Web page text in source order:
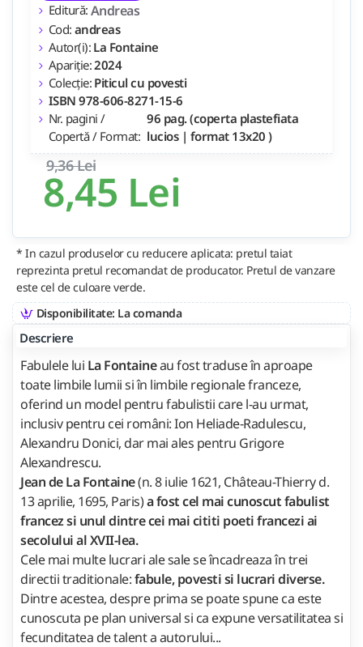
8,45 Lei
9,36 Lei
Editură: Andreas
Cod: andreas
Autor(i): La Fontaine
Apariție:2024
Colecție: Piticul cu povesti
ISBN 978-606-8271-15-6
Nr. pagini /
Copertă / Format:
96 pag. (coperta plastefiata
lucios | format 13x20 )
* In cazul produselor cu reducere aplicata: pretul taiat
reprezinta pretul recomandat de producator. Pretul de vanzare
este cel de culoare verde.
Disponibilitate: La comanda
Descriere
Fabulele lui La Fontaineau fost traduse în aproape
toate limbile lumii si în limbile regionale franceze,
oferind un model pentru fabulistii care l-au urmat,
inclusiv pentru cei români: Ion Heliade-Radulescu,
Alexandru Donici, dar mai ales pentru Grigore
Alexandrescu.
Jean de La Fontaine(n. 8 iulie 1621, Château-Thierry d.
13 aprilie, 1695, Paris)a fost cel mai cunoscut fabulist
francez si unul dintre cei mai cititi poeti francezi ai
secolului al XVII-lea.
Cele mai multe lucrari ale sale se încadreaza în trei
directii traditionale:fabule, povesti si lucrari diverse.
Dintre acestea, despre prima se poate spune ca este
cunoscuta pe plan universal si ca expune versatilitatea si
fecunditatea de talent a autorului...